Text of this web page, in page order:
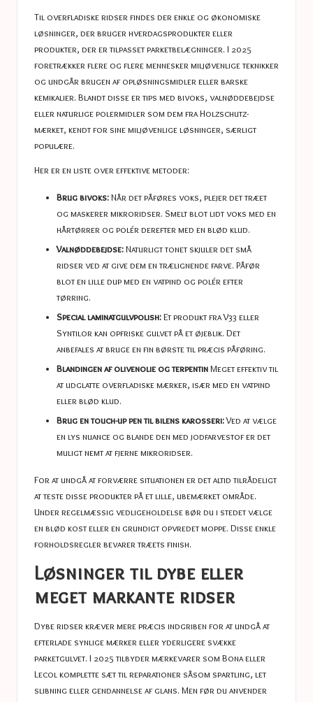
Til overfladiske ridser findes der enkle og økonomiske
løsninger, der bruger hverdagsprodukter eller
produkter, der er tilpasset parketbelægninger. I 2025
foretrækker flere og flere mennesker miljøvenlige teknikker
og undgår brugen af ​​opløsningsmidler eller barske
kemikalier. Blandt disse er tips med bivoks, valnøddebejdse
eller naturlige polermidler som dem fra Holzschutz-
mærket, kendt for sine miljøvenlige løsninger, særligt
populære.
Her er en liste over effektive metoder:
Brug bivoks:Når det påføres voks, plejer det træet
og maskerer mikroridser. Smelt blot lidt voks med en
hårtørrer og polér derefter med en blød klud.
Valnøddebejdse:Naturligt tonet skjuler det små
ridser ved at give dem en trælignende farve. Påfør
blot en lille dup med en vatpind og polér efter
tørring.
Special laminatgulvpolish:Et produkt fra V33 eller
Syntilor kan opfriske gulvet på et øjeblik. Det
anbefales at bruge en fin børste til præcis påføring.
Blandingen af ​​olivenolie og terpentinMeget effektiv til
at udglatte overfladiske mærker, især med en vatpind
eller blød klud.
Brug en touch-up pen til bilens karosseri:Ved at vælge
en lys nuance og blande den med jodfarvestof er det
muligt nemt at fjerne mikroridser.
For at undgå at forværre situationen er det altid tilrådeligt
at teste disse produkter på et lille, ubemærket område.
Under regelmæssig vedligeholdelse bør du i stedet vælge
en blød kost eller en grundigt opvredet moppe. Disse enkle
forholdsregler bevarer træets finish.
Løsninger til dybe eller
meget markante ridser
Dybe ridser kræver mere præcis indgriben for at undgå at
efterlade synlige mærker eller yderligere svække
parketgulvet. I 2025 tilbyder mærkevarer som Bona eller
Lecol komplette sæt til reparationer såsom spartling, let
slibning eller gendannelse af glans. Men før du anvender